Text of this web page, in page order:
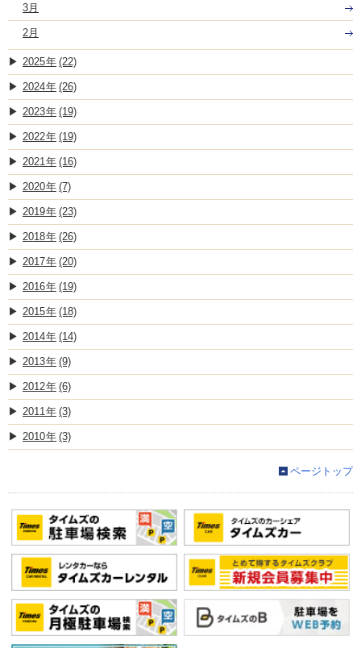
3月
2月
2025 (22)
2024 (26)
2023 (19)
2022 (19)
2021 (16)
2020 (7)
2019 (23)
2018 (26)
2017 (20)
2016 (19)
2015 (18)
2014 (14)
2013 (9)
2012 (6)
2011 (3)
2010 (3)
ページトップ